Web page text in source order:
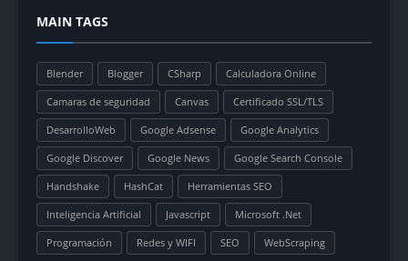
MAIN TAGS
Blender Blogger CSharp Calculadora Online
Camaras de seguridad Canvas Certificado SSL/TLS
DesarrolloWeb Google Adsense Google Analytics
Google Discover Google News Google Search Console
Handshake HashCat Herramientas SEO
Inteligencia Artificial Javascript Microsoft .Net
Programación Redes y WIFI SEO WebScraping